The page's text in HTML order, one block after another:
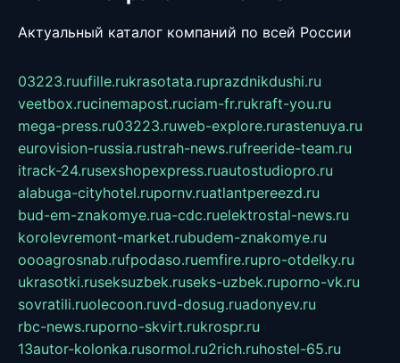
Актуальный каталог компаний по всей России
03223.ruufille.rukrasotata.ruprazdnikdushi.ru
veetbox.rucinemapost.ruciam-fr.rukraft-you.ru
mega-press.ru03223.ruweb-explore.rurastenuya.ru
eurovision-russia.rustrah-news.rufreeride-team.ru
itrack-24.rusexshopexpress.ruautostudiopro.ru
alabuga-cityhotel.rupornv.ruatlantpereezd.ru
bud-em-znakomye.rua-cdc.ruelektrostal-news.ru
korolevremont-market.rubudem-znakomye.ru
oooagrosnab.rufpodaso.ruemfire.rupro-otdelky.ru
ukrasotki.ruseksuzbek.ruseks-uzbek.ruporno-vk.ru
sovratili.ruolecoon.ruvd-dosug.ruadonyev.ru
rbc-news.ruporno-skvirt.rukrospr.ru
13autor-kolonka.rusormol.ru2rich.ruhostel-65.ru